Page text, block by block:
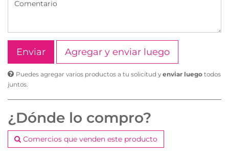
Agregar y enviar luego
Puedes agregar varios productos a tu solicitud y enviar luego todos
juntos.
¿Dónde lo compro?
Comercios que venden este producto